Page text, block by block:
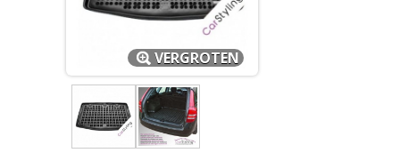
VERGROTEN